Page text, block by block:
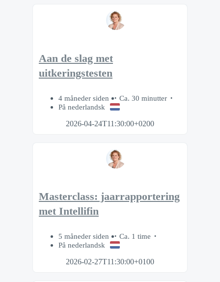
Aan de slag met
uitkeringstesten
4 måneder siden
Ca. 30 minutter
På nederlandsk
2026-04-24T11:30:00+0200
Masterclass: jaarrapportering
met Intellifin
5 måneder siden
Ca. 1 time
På nederlandsk
2026-02-27T11:30:00+0100